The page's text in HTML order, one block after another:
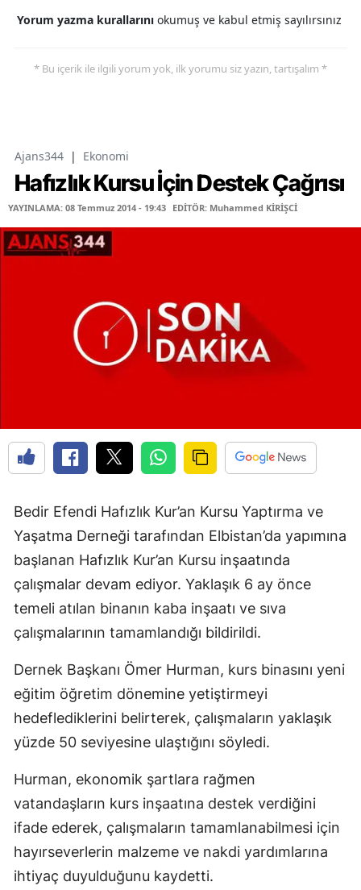
Yorum yazma kurallarını okumuş ve kabul etmiş sayılırsınız
* Bu içerik ile ilgili yorum yok, ilk yorumu siz yazın, tartışalım *
Ajans344 | Ekonomi
Hafızlık Kursu İçin Destek Çağrısı
YAYINLAMA: 08 Temmuz 2014 - 19:43 EDİTÖR: Muhammed KİRİŞCİ
Bedir Efendi Hafızlık Kur’an Kursu Yaptırma ve
Yaşatma Derneği tarafından Elbistan’da yapımına
başlanan Hafızlık Kur’an Kursu inşaatında
çalışmalar devam ediyor. Yaklaşık 6 ay önce
temeli atılan binanın kaba inşaatı ve sıva
çalışmalarının tamamlandığı bildirildi.
Dernek Başkanı Ömer Hurman, kurs binasını yeni
eğitim öğretim dönemine yetiştirmeyi
hedeflediklerini belirterek, çalışmaların yaklaşık
yüzde 50 seviyesine ulaştığını söyledi.
Hurman, ekonomik şartlara rağmen
vatandaşların kurs inşaatına destek verdiğini
ifade ederek, çalışmaların tamamlanabilmesi için
hayırseverlerin malzeme ve nakdi yardımlarına
ihtiyaç duyulduğunu kaydetti.